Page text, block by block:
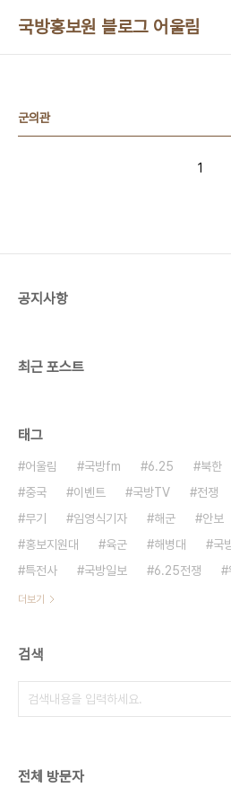
국방홍보원 블로그 어울림
군의관
1
공지사항
최근 포스트
태그
어울림 국방fm 6.25 북한
중국
이벤트 국방TV 전쟁
무기
임영식기자 해군 안보
홍보지원대
육군 해병대 국
특전사
국방일보 6.25전쟁
더보기
검색
전체 방문자